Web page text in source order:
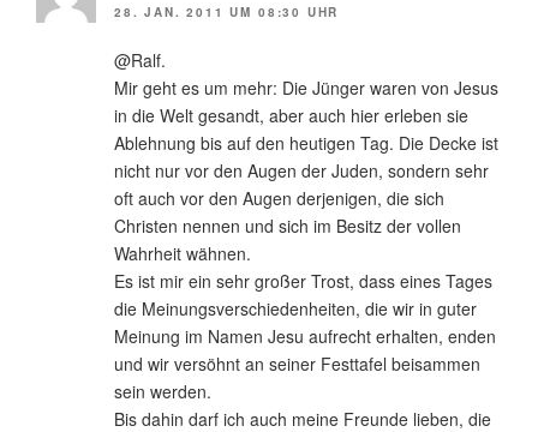
28. JAN. 2011 UM 08:30 UHR
@Ralf.
Mir geht es um mehr: Die Jünger waren von Jesus
in die Welt gesandt, aber auch hier erleben sie
Ablehnung bis auf den heutigen Tag. Die Decke ist
nicht nur vor den Augen der Juden, sondern sehr
oft auch vor den Augen derjenigen, die sich
Christen nennen und sich im Besitz der vollen
Wahrheit wähnen.
Es ist mir ein sehr großer Trost, dass eines Tages
die Meinungsverschiedenheiten, die wir in guter
Meinung im Namen Jesu aufrecht erhalten, enden
und wir versöhnt an seiner Festtafel beisammen
sein werden.
Bis dahin darf ich auch meine Freunde lieben, die